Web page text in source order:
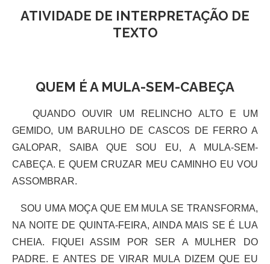
ATIVIDADE DE INTERPRETAÇÃO DE
TEXTO
QUEM É A MULA-SEM-CABEÇA
QUANDO OUVIR UM RELINCHO ALTO E UM
GEMIDO, UM BARULHO DE CASCOS DE FERRO A
GALOPAR, SAIBA QUE SOU EU, A MULA-SEM-
CABEÇA. E QUEM CRUZAR MEU CAMINHO EU VOU
ASSOMBRAR.
SOU UMA MOÇA QUE EM MULA SE TRANSFORMA,
NA NOITE DE QUINTA-FEIRA, AINDA MAIS SE É LUA
CHEIA. FIQUEI ASSIM POR SER A MULHER DO
PADRE. E ANTES DE VIRAR MULA DIZEM QUE EU